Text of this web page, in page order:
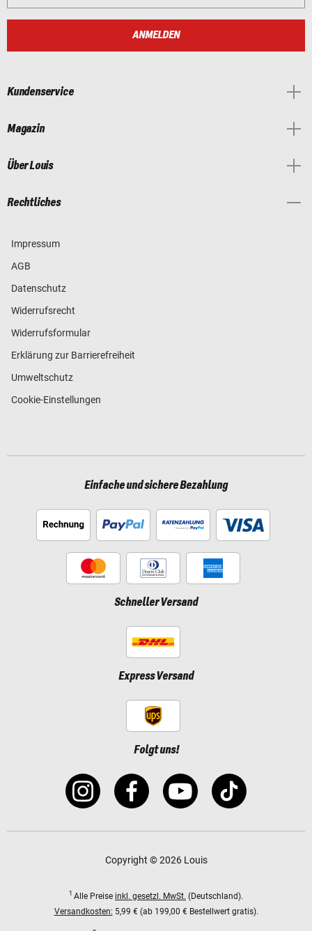
ANMELDEN
Kundenservice
Magazin
Über Louis
Rechtliches
Impressum
AGB
Datenschutz
Widerrufsrecht
Widerrufsformular
Erklärung zur Barrierefreiheit
Umweltschutz
Cookie-Einstellungen
Einfache und sichere Bezahlung
Schneller Versand
Express Versand
Folgt uns!
Copyright © 2026 Louis
1 Alle Preise inkl. gesetzl. MwSt. (Deutschland).
Versandkosten: 5,99 € (ab 199,00 € Bestellwert gratis).